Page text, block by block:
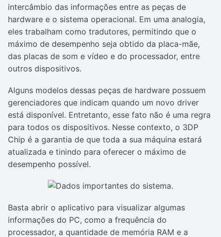
intercâmbio das informações entre as peças de
hardware e o sistema operacional. Em uma analogia,
eles trabalham como tradutores, permitindo que o
máximo de desempenho seja obtido da placa-mãe,
das placas de som e vídeo e do processador, entre
outros dispositivos.
Alguns modelos dessas peças de hardware possuem
gerenciadores que indicam quando um novo driver
está disponível. Entretanto, esse fato não é uma regra
para todos os dispositivos. Nesse contexto, o 3DP
Chip é a garantia de que toda a sua máquina estará
atualizada e tinindo para oferecer o máximo de
desempenho possível.
Basta abrir o aplicativo para visualizar algumas
informações do PC, como a frequência do
processador, a quantidade de memória RAM e a